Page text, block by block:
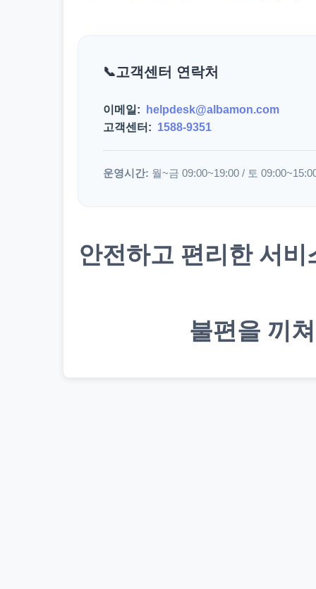
고객센터 연락처
이메일:
helpdesk@albamon.com
고객센터: 1588-9351
운영시간: 월~금 09:00~19:00 / 토
안전하고 편리한 서
불편을 끼